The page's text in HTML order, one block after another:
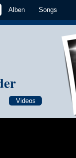
Alben Songs
Videos